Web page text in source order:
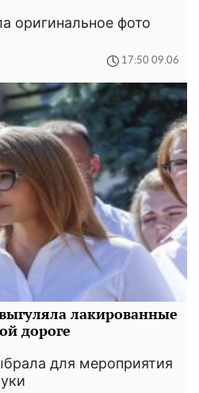
оригинальное фото
17:50 09.06
лакированные
дороге
для мероприятия